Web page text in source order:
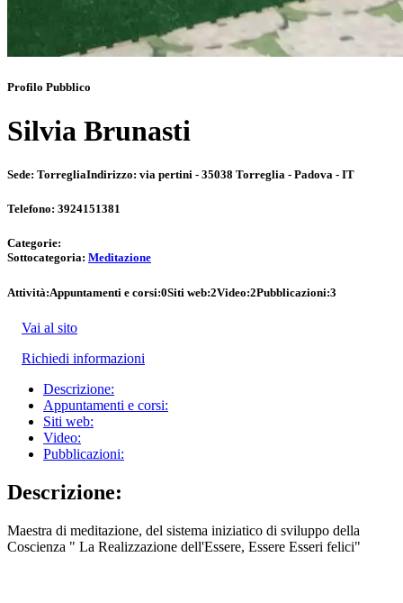
Profilo Pubblico
Silvia Brunasti
Sede: TorregliaIndirizzo: via pertini - 35038 Torreglia - Padova - IT
Telefono: 3924151381
Categorie:
Sottocategoria: Meditazione
Attività:Appuntamenti e corsi:0Siti web:2Video:2Pubblicazioni:3
Vai al sito
Richiedi informazioni
Descrizione:
Appuntamenti e corsi:
Siti web:
Video:
Pubblicazioni:
Descrizione:
Maestra di meditazione, del sistema iniziatico di sviluppo della
Coscienza " La Realizzazione dell'Essere, Essere Esseri felici"